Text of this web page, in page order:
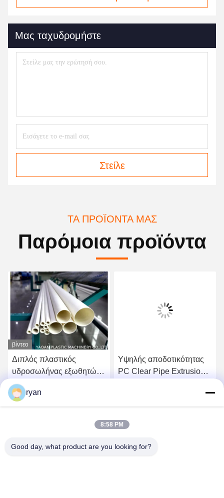
Μας ταχυδρομήστε
Στείλε
ΤΑ ΠΡΟΪΌΝΤΑ ΜΑΣ
Παρόμοια προϊόντα
βίντεο
Διπλός πλαστικός
υδροσωλήνας εξωθητών
βιδών που κατασκευάζει
τη μηχανή, γραμμή
εξώθησης σωλήνων PVC
Βρείτε την καλύτερη τιμή
Υψηλής αποδοτικότητας
PC Clear Pipe Extrusion
ryan
8:58 PM
Good day, what product are you looking for?